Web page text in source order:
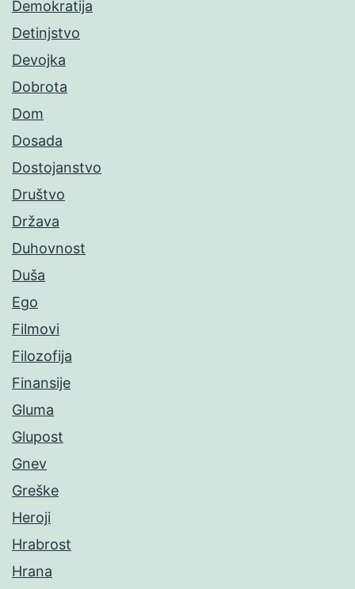
Demokratija
Detinjstvo
Devojka
Dobrota
Dom
Dosada
Dostojanstvo
Društvo
Država
Duhovnost
Duša
Ego
Filmovi
Filozofija
Finansije
Gluma
Glupost
Gnev
Greške
Heroji
Hrabrost
Hrana